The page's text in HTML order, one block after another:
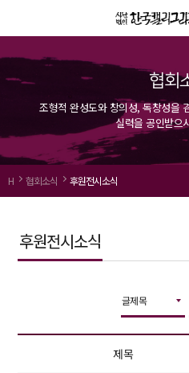
협회
조형적 완성도와 창의성, 독창성을
실력을 공인받으
H 협회소식 후원전시소식
후원전시소식
글제목
제목